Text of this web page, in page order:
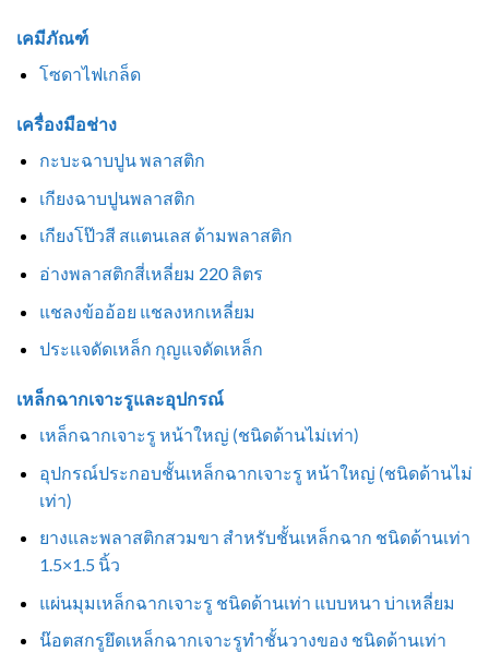
เคมีภัณฑ์
โซดาไฟเกล็ด
เครื่องมือช่าง
กะบะฉาบปูน พลาสติก
เกียงฉาบปูนพลาสติก
เกียงโป๊วสี สแตนเลส ด้ามพลาสติก
อ่างพลาสติกสี่เหลี่ยม 220 ลิตร
แชลงข้ออ้อย แชลงหกเหลี่ยม
ประแจดัดเหล็ก กุญแจดัดเหล็ก
เหล็กฉากเจาะรูและอุปกรณ์
เหล็กฉากเจาะรู หน้าใหญ่ (ชนิดด้านไม่เท่า)
อุปกรณ์ประกอบชั้นเหล็กฉากเจาะรู หน้าใหญ่ (ชนิดด้านไม่
เท่า)
ยางและพลาสติกสวมขา สำหรับชั้นเหล็กฉาก ชนิดด้านเท่า
1.5×1.5 นิ้ว
แผ่นมุมเหล็กฉากเจาะรู ชนิดด้านเท่า แบบหนา บ่าเหลี่ยม
น๊อตสกรูยึดเหล็กฉากเจาะรูทำชั้นวางของ ชนิดด้านเท่า